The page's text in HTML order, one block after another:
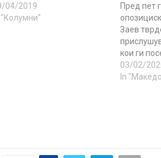
04/2019
"Колумни"
Пред пет
Заев
кои ги
и
убиство
03/02/
In